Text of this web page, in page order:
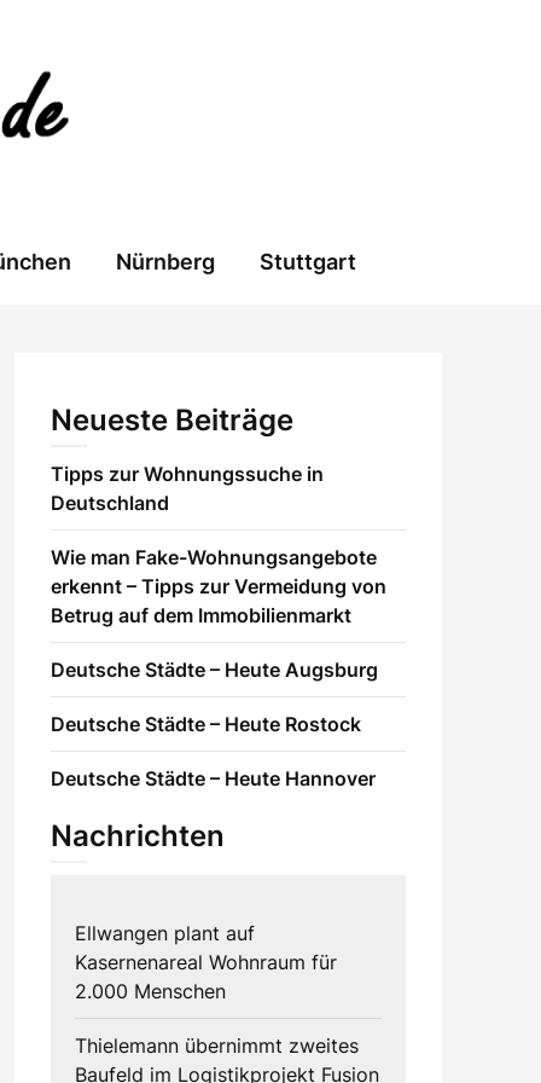
Nürnberg Stuttgart
Neueste Beiträge
Tipps zur Wohnungssuche in
Deutschland
Wie man Fake-Wohnungsangebote
erkennt – Tipps zur Vermeidung von
Betrug auf dem Immobilienmarkt
Deutsche Städte – Heute Augsburg
Deutsche Städte – Heute Rostock
Deutsche Städte – Heute Hannover
Nachrichten
Ellwangen plant auf
Kasernenareal Wohnraum für
2.000 Menschen
Thielemann übernimmt zweites
Baufeld im Logistikprojekt Fusion